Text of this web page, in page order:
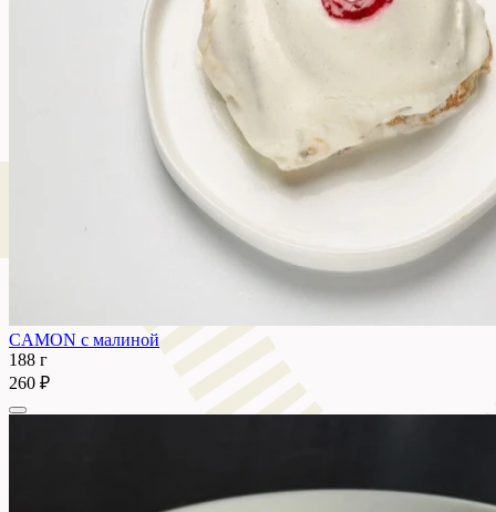
CAMON с малиной
188 г
260 ₽